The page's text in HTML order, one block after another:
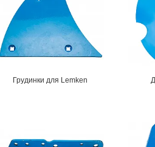
Грудинки для Lemken